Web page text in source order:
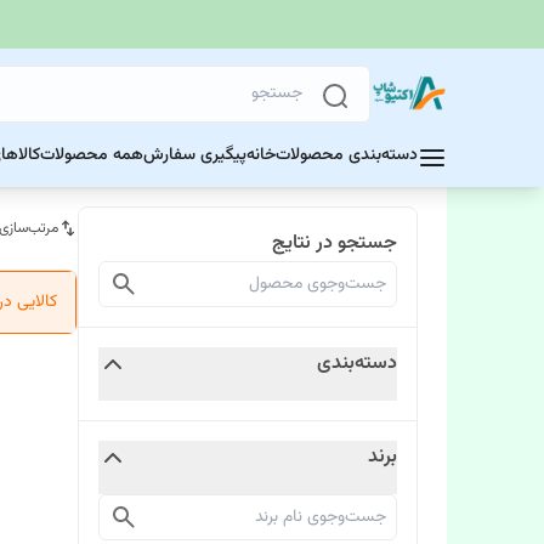
دسته‌بندی محصولاتخانهپیگیری سفارشهمه محصولات
جستجو در نتایج
دسته‌بندی
برند